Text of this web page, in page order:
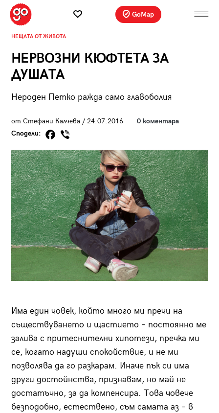
GoMap
НЕЩАТА ОТ ЖИВОТА
НЕРВОЗНИ КЮФТЕТА ЗА
ДУШАТА
Нероден Петко ражда само главоболия
от Стефани Калчева / 24.07.2016
0 коментара
Сподели:
Има един човек, който много ми пречи на
съществуването и щастието – постоянно ме
залива с притеснителни хипотези, пречка ми
се, когато надуши спокойствие, и не ми
позволява да го разкарам. Иначе пък си има
други достойнства, признавам, но май не
достатъчно, за да компенсира. Това човече
безподобно, естествено, съм самата аз – в